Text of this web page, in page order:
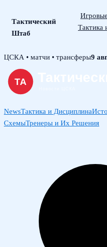
Тактический
Штаб
Тактика
Skip
content
ЦСКА • матчи • трансферы9
NewsТактика и Дисциплина
СхемыТренеры и Их Решения